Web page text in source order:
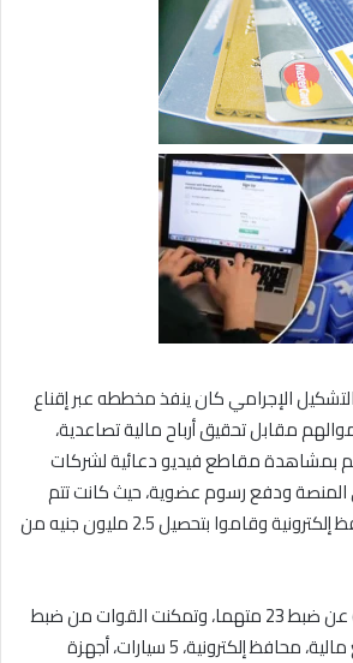
الإجرامي كان ينفذ مخططه عبر إقناع
مقابل تحقيق أرباح مالية تصاعدية،
بمشاهدة مقاطع فيديو دعائية لشركات
المنصة ودفع رسوم عضوية، حيث كانت تتم
عملية التحصيل عبر محافظ إلكترونية وقاموا بتحصيل 2.5 مليون جنيه من
وأسفرت الجهود الأمنية عن ضبط 23 متهما، وتمكنت القوات من ضبط
مضبوطات تشمل مبالغ مالية، محافظ إلكترونية، 5 سيارات، أجهزة